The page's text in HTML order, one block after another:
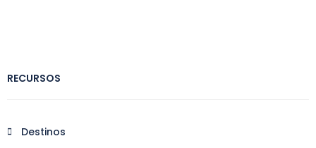
RECURSOS
Destinos